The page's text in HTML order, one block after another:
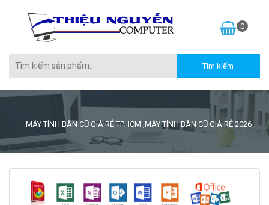
0
MÁY TÍNH BÀN CŨ GIÁ RẺ TPHCM ,MÁY TÍNH BÀN CŨ GIÁ RẺ 2026